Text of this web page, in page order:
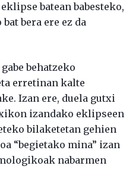
batean babesteko,
bera ere ez da
behatzeko
erretinan kalte
Izan ere, duela gutxi
izandako eklipseen
bilaketetan gehien
“begietako mina” izan
nabarmen